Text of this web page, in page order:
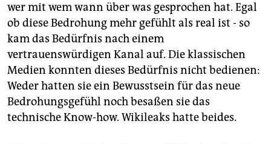
wer mit wem wann über was gesprochen hat. Egal
ob diese Bedrohung mehr gefühlt als real ist - so
kam das Bedürfnis nach einem
vertrauenswürdigen Kanal auf. Die klassischen
Medien konnten dieses Bedürfnis nicht bedienen:
Weder hatten sie ein Bewusstsein für das neue
Bedrohungsgefühl noch besaßen sie das
technische Know-how. Wikileaks hatte beides.